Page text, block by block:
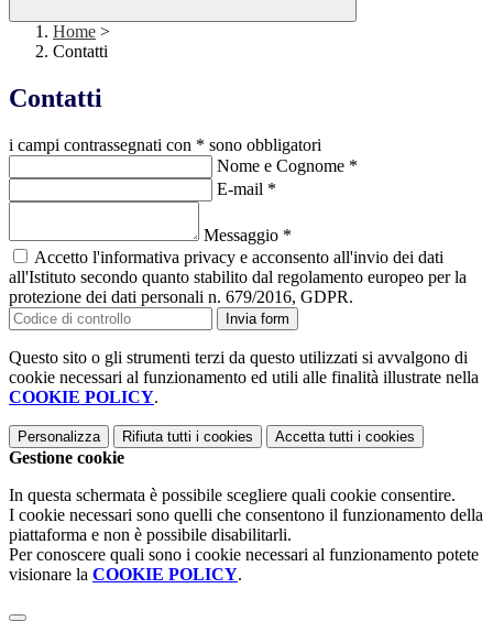
Home >
Contatti
Contatti
i campi contrassegnati con * sono obbligatori
Nome e Cognome *
E-mail *
Messaggio *
Accetto l'informativa privacy e acconsento all'invio dei dati
all'Istituto secondo quanto stabilito dal regolamento europeo per la
protezione dei dati personali n. 679/2016, GDPR.
Invia form
Questo sito o gli strumenti terzi da questo utilizzati si avvalgono di
cookie necessari al funzionamento ed utili alle finalità illustrate nella
COOKIE POLICY.
Personalizza Rifiuta tutti i cookies Accetta tutti i cookies
Gestione cookie
In questa schermata è possibile scegliere quali cookie consentire.
I cookie necessari sono quelli che consentono il funzionamento della
piattaforma e non è possibile disabilitarli.
Per conoscere quali sono i cookie necessari al funzionamento potete
visionare la COOKIE POLICY.